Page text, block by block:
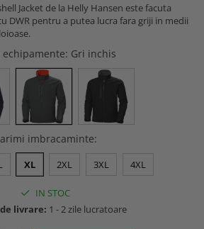
ferma
Jacket de la Helly Hansen este facuta
DWR pentru a putea lucra fara griji in medii
echipamente: Gri inchis
imbracaminte:
XL 2XL 3XL 4XL
IN STOC
livrare: 1 - 2 zile lucratoare